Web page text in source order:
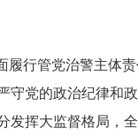
履行管党治警主体
守党的政治纪律和
发挥大监督格局，